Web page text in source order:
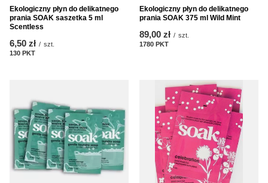
Ekologiczny płyn do delikatnego
prania SOAK saszetka 5 ml
Scentless
6,50 zł / szt.
130 PKT
Ekologiczny płyn do delikatnego
prania SOAK 375 ml Wild Mint
89,00 zł / szt.
1780 PKT